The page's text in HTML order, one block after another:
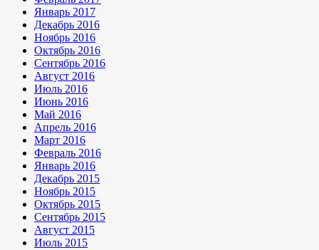
Январь 2017
Декабрь 2016
Ноябрь 2016
Октябрь 2016
Сентябрь 2016
Август 2016
Июль 2016
Июнь 2016
Май 2016
Апрель 2016
Март 2016
Февраль 2016
Январь 2016
Декабрь 2015
Ноябрь 2015
Октябрь 2015
Сентябрь 2015
Август 2015
Июль 2015